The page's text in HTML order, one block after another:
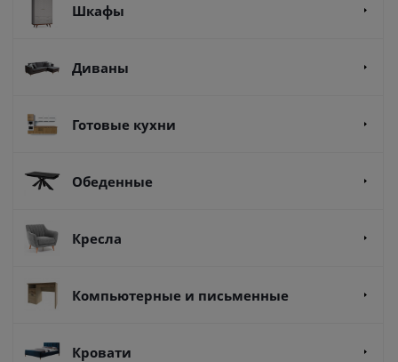
Шкафы
Диваны
Готовые кухни
Обеденные
Кресла
Компьютерные и письменные
Кровати